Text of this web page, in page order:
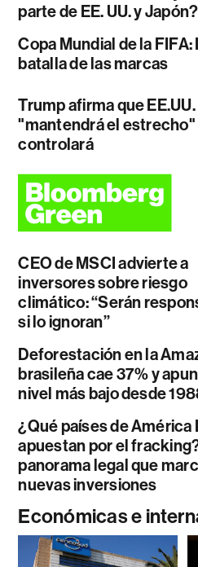
parte de EE. UU. y Japón?
Copa Mundial de la FIFA:
batalla de las marcas
Trump afirma que EE.UU.
"mantendrá el estrecho"
controlará
CEO de MSCI advierte a
inversores sobre riesgo
climático: “Serán
si lo ignoran”
Deforestación en la
brasileña cae 37% y
nivel más bajo desde
¿Qué países de América
apuestan por el
panorama legal que
nuevas inversiones
Económicas e